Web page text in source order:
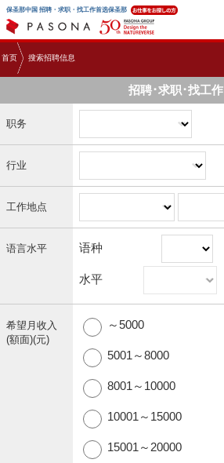
保圣那中国 招聘・求职・找工作首选保圣那
首页 搜索招聘信息
招聘･求职･找工作
职务
行业
工作地点
语言水平 语种
水平
希望月收入
(額面)(元)
～5000
5001～8000
8001～10000
10001～15000
15001～20000